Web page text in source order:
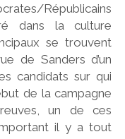
Républicains
dans la culture
se trouvent
de Sanders d’un
candidats sur qui
de la campagne
un de ces
il y a tout